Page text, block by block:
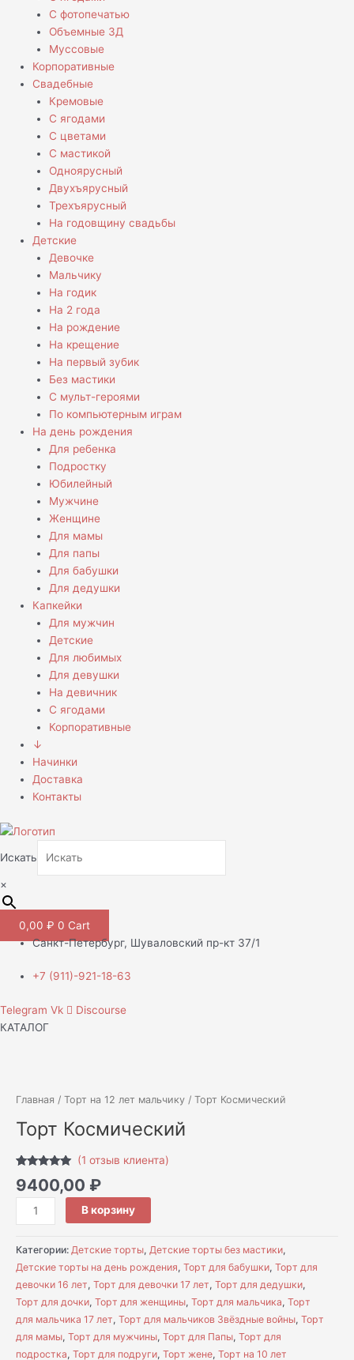
С фотопечатью
Объемные 3Д
Муссовые
Корпоративные
Свадебные
Кремовые
С ягодами
С цветами
С мастикой
Одноярусный
Двухъярусный
Трехъярусный
На годовщину свадьбы
Детские
Девочке
Мальчику
На годик
На 2 года
На рождение
На крещение
На первый зубик
Без мастики
С мульт-героями
По компьютерным играм
На день рождения
Для ребенка
Подростку
Юбилейный
Мужчине
Женщине
Для мамы
Для папы
Для бабушки
Для дедушки
Капкейки
Для мужчин
Детские
Для любимых
Для девушки
На девичник
С ягодами
Корпоративные
↓
Начинки
Доставка
Контакты
Искать
×
0,00 ₽ 0 Cart
Санкт-Петербург, Шуваловский пр-кт 37/1
+7 (911)-921-18-63
Telegram Vk
Discourse
КАТАЛОГ
Главная / Торт на 12 лет мальчику / Торт Космический
Торт Космический
5.00из 5 на
основе
опроса
пользователя
(1 отзыв клиента)
9400,00 ₽
Торт
В корзину
Категории: Детские торты, Детские торты без мастики,
Детские торты на день рождения, Торт для бабушки, Торт для
девочки 16 лет, Торт для девочки 17 лет, Торт для дедушки,
Торт для дочки, Торт для женщины, Торт для мальчика, Торт
для мальчика 17 лет, Торт для мальчиков Звёздные войны, Торт
для мамы, Торт для мужчины, Торт для Папы, Торт для
подростка, Торт для подруги, Торт жене, Торт на 10 лет